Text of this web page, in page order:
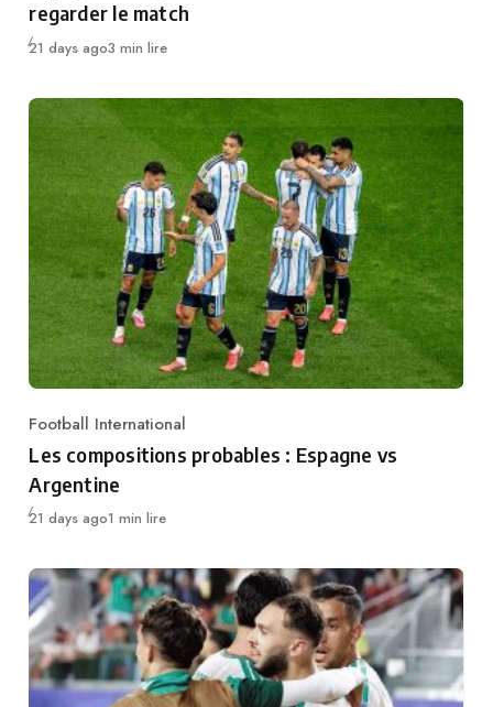
regarder le match
Publié
21 days ago3 min lire
Category
Football International
Les compositions probables : Espagne vs
Argentine
Publié
21 days ago1 min lire